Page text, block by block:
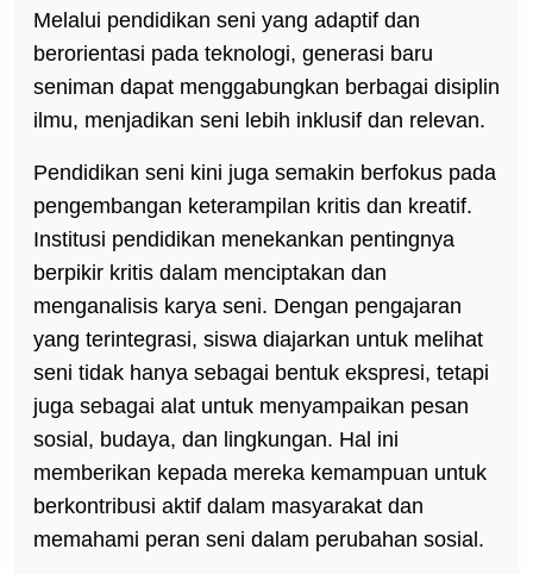
Melalui pendidikan seni yang adaptif dan
berorientasi pada teknologi, generasi baru
seniman dapat menggabungkan berbagai disiplin
ilmu, menjadikan seni lebih inklusif dan relevan.
Pendidikan seni kini juga semakin berfokus pada
pengembangan keterampilan kritis dan kreatif.
Institusi pendidikan menekankan pentingnya
berpikir kritis dalam menciptakan dan
menganalisis karya seni. Dengan pengajaran
yang terintegrasi, siswa diajarkan untuk melihat
seni tidak hanya sebagai bentuk ekspresi, tetapi
juga sebagai alat untuk menyampaikan pesan
sosial, budaya, dan lingkungan. Hal ini
memberikan kepada mereka kemampuan untuk
berkontribusi aktif dalam masyarakat dan
memahami peran seni dalam perubahan sosial.